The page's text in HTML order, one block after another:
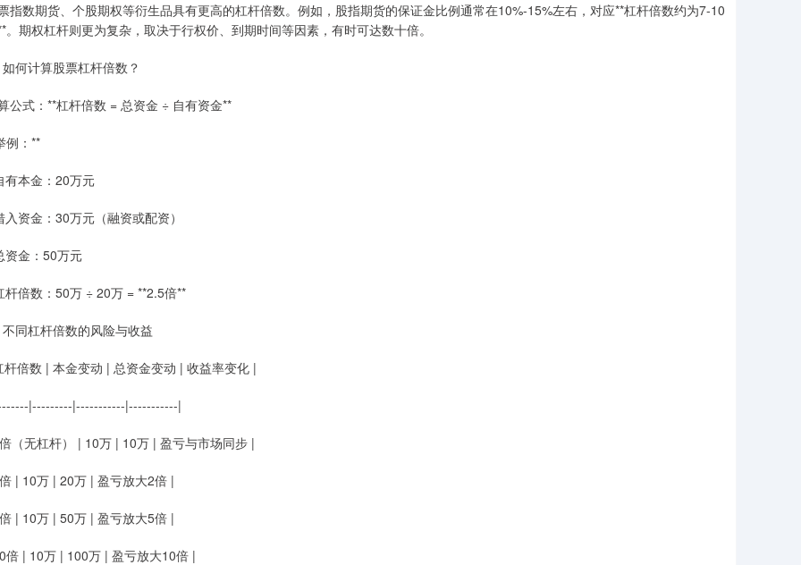
指数期货、个股期权等衍生品具有更高的杠杆倍数。例如，股指期货的保证金比例通常在10%-15%左右，对应**杠杆倍数约为7-10
。期权杠杆则更为复杂，取决于行权价、到期时间等因素，有时可达数十倍。
何计算股票杠杆倍数？
公式：**杠杆倍数 = 总资金 ÷ 自有资金**
例：**
有本金：20万元
入资金：30万元（融资或配资）
资金：50万元
杆倍数：50万 ÷ 20万 = **2.5倍**
同杠杆倍数的风险与收益
杆倍数 | 本金变动 | 总资金变动 | 收益率变化 |
|---------|-----------|-----------|
（无杠杆） | 10万 | 10万 | 盈亏与市场同步 |
| 10万 | 20万 | 盈亏放大2倍 |
| 10万 | 50万 | 盈亏放大5倍 |
倍 | 10万 | 100万 | 盈亏放大10倍 |